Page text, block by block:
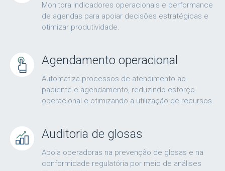
Monitora indicadores operacionais e performance
de agendas para apoiar decisões estratégicas e
otimizar produtividade.
Agendamento operacional
Automatiza processos de atendimento ao
paciente e agendamento, reduzindo esforço
operacional e otimizando a utilização de recursos.
Auditoria de glosas
Apoia operadoras na prevenção de glosas e na
conformidade regulatória por meio de análises